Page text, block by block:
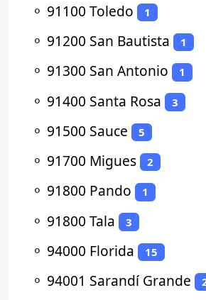
⚬ 91100 Toledo 1
⚬ 91200 San Bautista 1
⚬ 91300 San Antonio 1
⚬ 91400 Santa Rosa 3
⚬ 91500 Sauce 5
⚬ 91700 Migues 2
⚬ 91800 Pando 1
⚬ 91800 Tala 3
⚬ 94000 Florida 15
⚬ 94001 Sarandí Grande